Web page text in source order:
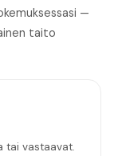
—
taito
tai vastaavat.